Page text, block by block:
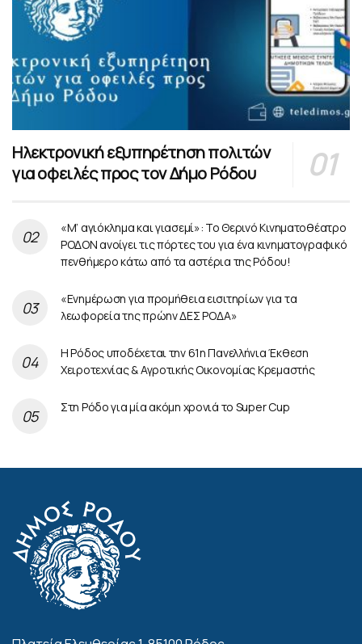
Ηλεκτρονική εξυπηρέτηση πολιτών
για οφειλές προς τον Δήμο Ρόδου
«Μ’ αγιόκλημα και γιασεμί»: Το Θερινό Κινηματοθέατρο
ΡΟΔΟΝ ανοίγει τις πόρτες του για ένα κινηματογραφικό
πενθήμερο κάτω από τα αστέρια της Ρόδου!
«Ενημέρωση για προμήθεια εισιτηρίων για τα
λεωφορεία της πρώην ΔΕΣ ΡΟΔΑ»
Η Ρόδος υποδέχεται την 61η Πανελλήνια Έκθεση
Χειροτεχνίας & Αγροτικής Οικονομίας Κρεμαστής
Στη Ρόδο για μία ακόμη χρονιά το Super Cup